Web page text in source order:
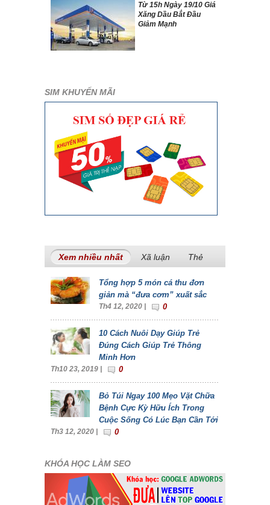
Từ 15h Ngày 19/10 Giá
Xăng Dầu Bắt Đầu
Giảm Mạnh
SIM KHUYẾN MÃI
Xem nhiều nhất (tab hoạt động)
Xã luận Thẻ
Tổng hợp 5 món cá thu đơn
giản mà “đưa cơm” xuất sắc
Th4 12, 2020 | 0
10 Cách Nuôi Dạy Giúp Trẻ
Đúng Cách Giúp Trẻ Thông
Minh Hơn
Th10 23, 2019 | 0
Bỏ Túi Ngay 100 Mẹo Vặt Chữa
Bệnh Cực Kỳ Hữu Ích Trong
Cuộc Sống Có Lúc Bạn Cần Tới
Th3 12, 2020 | 0
KHÓA HỌC LÀM SEO